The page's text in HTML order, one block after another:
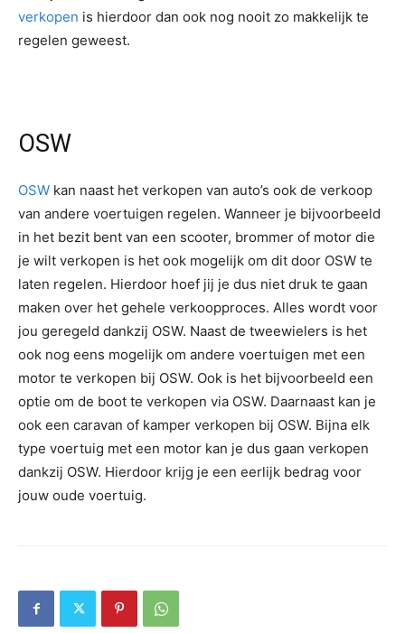
verkopen is hierdoor dan ook nog nooit zo makkelijk te
regelen geweest.
OSW
OSW kan naast het verkopen van auto’s ook de verkoop
van andere voertuigen regelen. Wanneer je bijvoorbeeld
in het bezit bent van een scooter, brommer of motor die
je wilt verkopen is het ook mogelijk om dit door OSW te
laten regelen. Hierdoor hoef jij je dus niet druk te gaan
maken over het gehele verkoopproces. Alles wordt voor
jou geregeld dankzij OSW. Naast de tweewielers is het
ook nog eens mogelijk om andere voertuigen met een
motor te verkopen bij OSW. Ook is het bijvoorbeeld een
optie om de boot te verkopen via OSW. Daarnaast kan je
ook een caravan of kamper verkopen bij OSW. Bijna elk
type voertuig met een motor kan je dus gaan verkopen
dankzij OSW. Hierdoor krijg je een eerlijk bedrag voor
jouw oude voertuig.